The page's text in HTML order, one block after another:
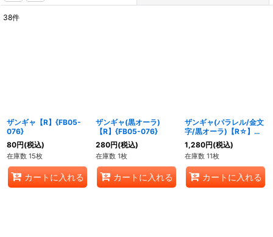
38件
ザンギャ【R】{FB05-
076}
80円(税込)
在庫数 15枚
カートに入れる
ザンギャ(黒オーラ)
【R】{FB05-076}
280円(税込)
在庫数 1枚
カートに入れる
ザンギャ(パラレル/金文
字/黒オーラ)【R☆】
{FB05-076}
1,280円(税込)
在庫数 11枚
カートに入れる